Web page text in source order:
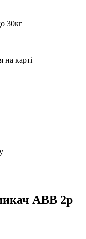
30кг
на карті
ABB 2р